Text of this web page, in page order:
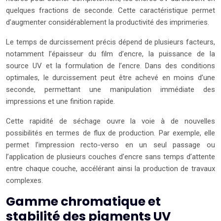
quelques fractions de seconde. Cette caractéristique permet
d’augmenter considérablement la productivité des imprimeries.
Le temps de durcissement précis dépend de plusieurs facteurs,
notamment l’épaisseur du film d’encre, la puissance de la
source UV et la formulation de l’encre. Dans des conditions
optimales, le durcissement peut être achevé en moins d’une
seconde, permettant une manipulation immédiate des
impressions et une finition rapide.
Cette rapidité de séchage ouvre la voie à de nouvelles
possibilités en termes de flux de production. Par exemple, elle
permet l’impression recto-verso en un seul passage ou
l’application de plusieurs couches d’encre sans temps d’attente
entre chaque couche, accélérant ainsi la production de travaux
complexes.
Gamme chromatique et
stabilité des pigments UV